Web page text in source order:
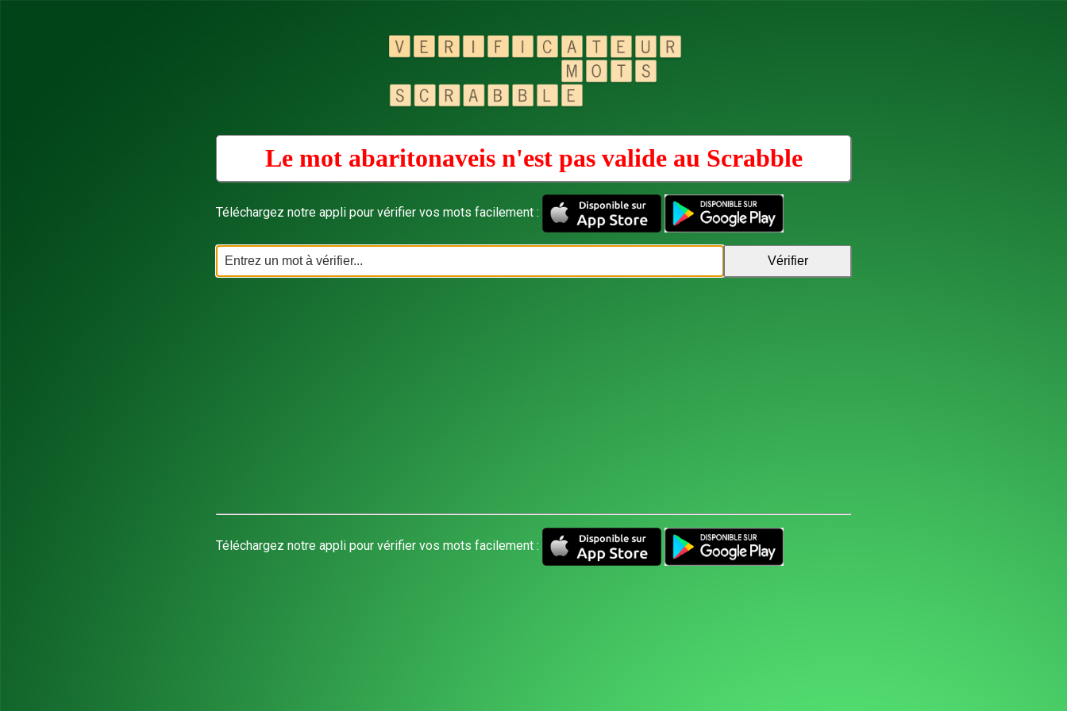
Le mot abaritonaveis n'est pas valide au Scrabble
Téléchargez notre appli pour vérifier vos mots facilement :
Téléchargez notre appli pour vérifier vos mots facilement :